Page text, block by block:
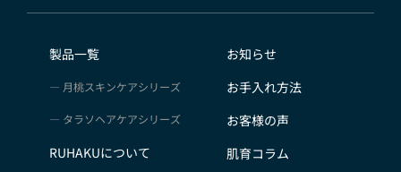
号、購入履歴などの大切な個人情報がネットサーバ上に
管理するものとし、法令などにより開示が求められる場
合を除き、開示しないものとします。
合があります。
製品一覧
月桃スキンケアシリーズ
タラソヘアケアシリーズ
RUHAKUについて
お知らせ
お手入れ方法
お客様の声
肌育コラム